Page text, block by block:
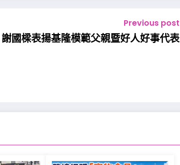
Previous post
謝國樑表揚基隆模範父親暨好人好事代表